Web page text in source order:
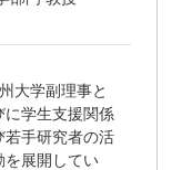
大学副理事と
に学生支援関係
若手研究者の活
を展開してい